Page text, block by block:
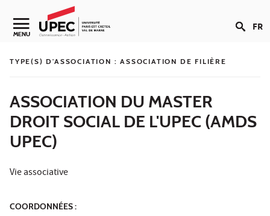
Aller au contenu
Navigation secondaire
MENU FR
TYPE(S) D'ASSOCIATION :ASSOCIATION DE FILIÈRE
ASSOCIATION DU MASTER
DROIT SOCIAL DE L'UPEC (AMDS
UPEC)
Vie associative
COORDONNÉES :